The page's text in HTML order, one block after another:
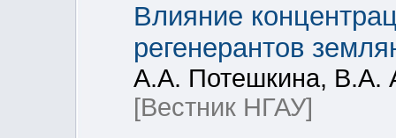
Влияние
регенерантов
А.А. Потешкина, В.А.
[Вестник НГАУ]